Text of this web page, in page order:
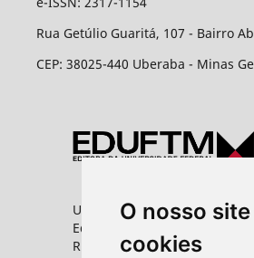
O nosso
cookies
Rua Getúlio Guaritá, 107 - Bairro
CEP: 38025-440 Uberaba - Minas
Universidade Federal do
Editora UFTM
Rua Vigário Carlos, 100 -